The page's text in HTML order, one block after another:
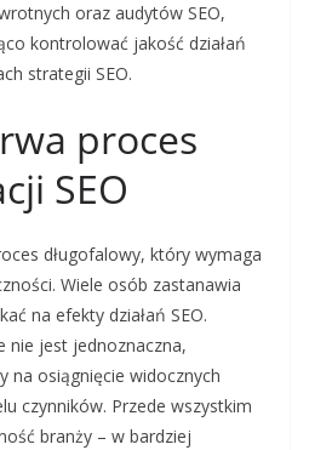
oraz audytów SEO,
kontrolować jakość działań
strategii SEO.
proces
SEO
długofalowy, który wymaga
Wiele osób zastanawia
na efekty działań SEO.
nie jest jednoznaczna,
na osiągnięcie widocznych
czynników. Przede wszystkim
branży – w bardziej